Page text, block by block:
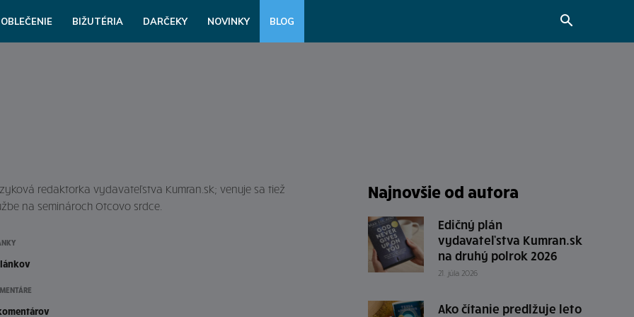
OBLEČENIE BIŽUTÉRIA DARČEKY NOVINKY BLOG
redaktorka vydavateľstva Kumran.sk; venuje sa tiež
na seminároch Otcovo srdce.
Najnovšie od autora
Edičný plán
vydavateľstva Kumran.sk
na druhý polrok 2026
21. júla 2026
Ako čítanie predlžuje leto